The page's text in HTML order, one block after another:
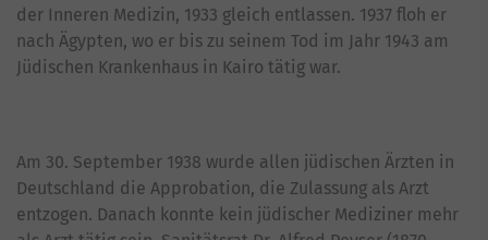
der Inneren Medizin, 1933 gleich entlassen. 1937 floh er
nach Ägypten, wo er bis zu seinem Tod im Jahr 1943 am
Jüdischen Krankenhaus in Kairo tätig war.
Am 30. September 1938 wurde allen jüdischen Ärzten in
Deutschland die Approbation, die Zulassung als Arzt
entzogen. Danach konnte kein jüdischer Mediziner mehr